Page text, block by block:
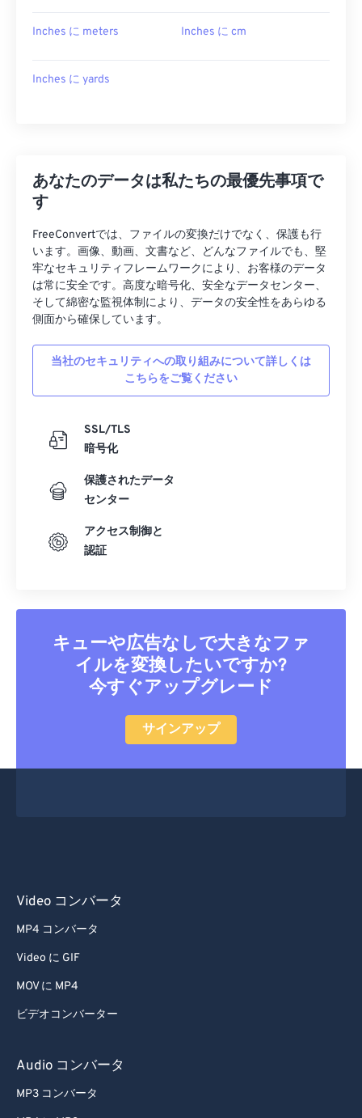
Inches に meters Inches に cm
Inches に yards
あなたのデータは私たちの最優先事項で
す
FreeConvertでは、ファイルの変換だけでなく、保護も行
います。画像、動画、文書など、どんなファイルでも、堅
牢なセキュリティフレームワークにより、お客様のデータ
は常に安全です。高度な暗号化、安全なデータセンター、
そして綿密な監視体制により、データの安全性をあらゆる
側面から確保しています。
当社のセキュリティへの取り組みについて詳しくは
こちらをご覧ください
SSL/TLS
暗号化
保護されたデータ
センター
アクセス制御と
認証
キューや広告なしで大きなファ
イルを変換したいですか?
今すぐアップグレード
サインアップ
Video コンバータ
MP4 コンバータ
Video に GIF
MOV に MP4
ビデオコンバーター
Audio コンバータ
MP3 コンバータ